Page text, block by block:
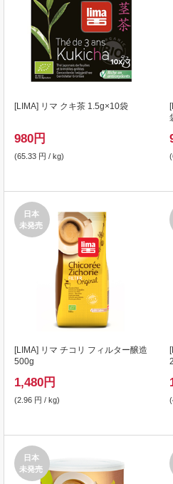
[LIMA] リマ クキ茶 1.5g×10袋
980円
(65.33 円 / kg)
[
日本
未発売
[LIMA] リマ チコリ フィルター醸造
500g
1,480円
(2.96 円 / kg)
[
日本
未発売